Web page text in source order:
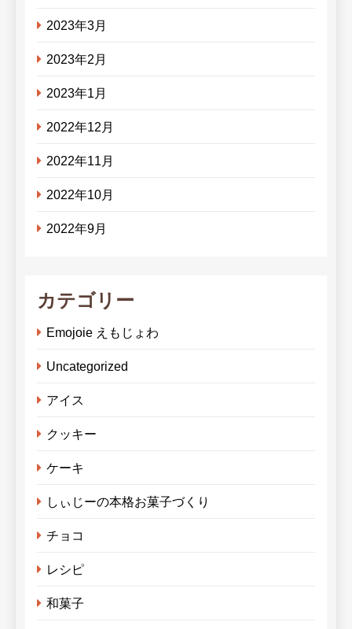
2023年3月
2023年2月
2023年1月
2022年12月
2022年11月
2022年10月
2022年9月
カテゴリー
Emojoie えもじょわ
Uncategorized
アイス
クッキー
ケーキ
しぃじーの本格お菓子づくり
チョコ
レシピ
和菓子